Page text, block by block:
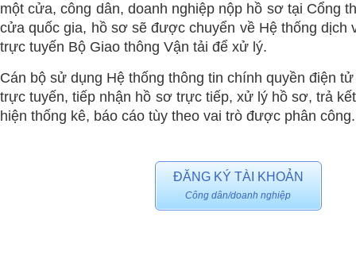
một cửa, công dân, doanh nghiệp nộp hồ sơ tại Cổng
cửa quốc gia, hồ sơ sẽ được chuyển về Hệ thống dịch
trực tuyến Bộ Giao thông Vận tải để xử lý.
Cán bộ sử dụng Hệ thống thông tin chính quyền điện
trực tuyến, tiếp nhận hồ sơ trực tiếp, xử lý hồ sơ, trả
hiện thống kê, báo cáo tùy theo vai trò được phân công.
ĐĂNG KÝ TÀI KHOẢN
Công dân/doanh nghiệp